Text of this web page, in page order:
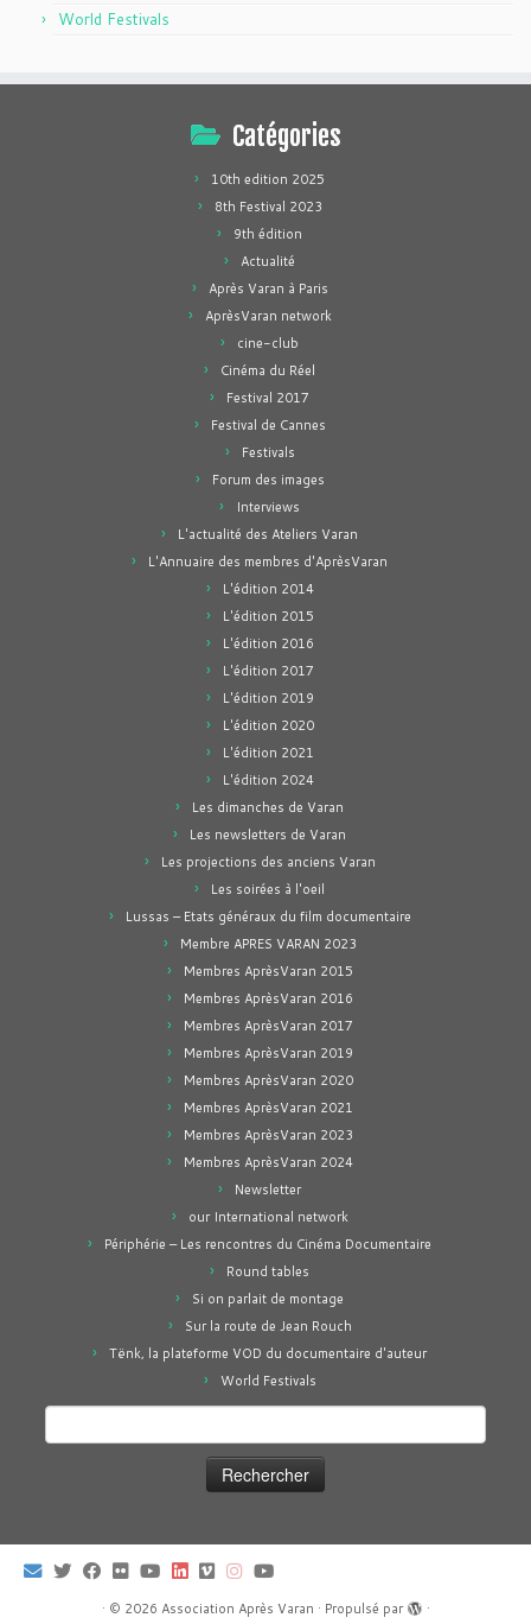
World Festivals
Catégories
10th edition 2025
8th Festival 2023
9th édition
Actualité
Après Varan à Paris
AprèsVaran network
cine-club
Cinéma du Réel
Festival 2017
Festival de Cannes
Festivals
Forum des images
Interviews
L'actualité des Ateliers Varan
L'Annuaire des membres d'AprèsVaran
L'édition 2014
L'édition 2015
L'édition 2016
L'édition 2017
L'édition 2019
L'édition 2020
L'édition 2021
L'édition 2024
Les dimanches de Varan
Les newsletters de Varan
Les projections des anciens Varan
Les soirées à l'oeil
Lussas – Etats généraux du film documentaire
Membre APRES VARAN 2023
Membres AprèsVaran 2015
Membres AprèsVaran 2016
Membres AprèsVaran 2017
Membres AprèsVaran 2019
Membres AprèsVaran 2020
Membres AprèsVaran 2021
Membres AprèsVaran 2023
Membres AprèsVaran 2024
Newsletter
our International network
Périphérie – Les rencontres du Cinéma Documentaire
Round tables
Si on parlait de montage
Sur la route de Jean Rouch
Tënk, la plateforme VOD du documentaire d'auteur
World Festivals
· © 2026 Association Après Varan · Propulsé par ·